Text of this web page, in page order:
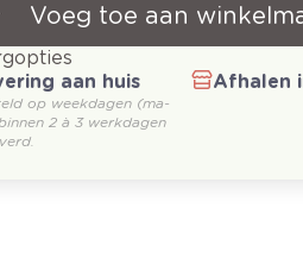
Voeg toe aan
aan huis
op weekdagen (ma-
2 à 3 werkdagen
Afhalen